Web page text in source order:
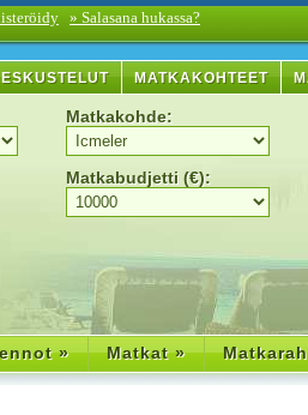
» Salasana hukassa?
MATKAKOHTEET
Matkakohde:
Matkabudjetti (€):
» Matkat »